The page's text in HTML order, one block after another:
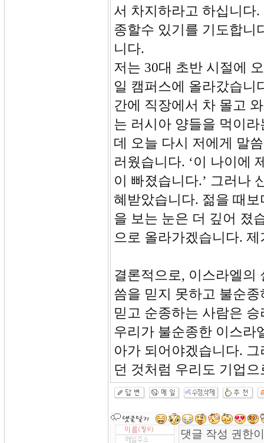
서 차지하라고 하십니다
종할수 있기를 기도합니
니다.
저는 30대 초반 시절에
일 캠퍼스에 올라갔습니
간에 직장에서 차 몰고
는 러시아 양들을 먹이
데 오늘 다시 저에게 말
러웠습니다. ‘이 나이에
이 빠졌습니다.’ 그러나
혜받았습니다. 젊을 때
을 보는 눈은 더 깊어 졌
으로 올라가겠습니다.
결론적으로, 이스라엘의
씀을 믿지 못하고 불순
믿고 순종하는 사람은
우리가 불순종한 이스라
아가 되어야겠습니다.
던 것처럼 우리도 기업